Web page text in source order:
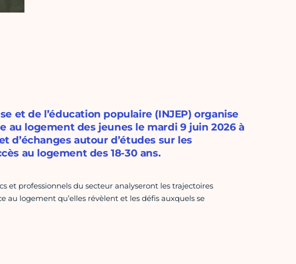
et de l’éducation populaire (INJEP) organise
au logement des jeunes le mardi 9 juin 2026 à
d’échanges autour d’études sur les
au logement des 18-30 ans.
et professionnels du secteur analyseront les trajectoires
au logement qu’elles révèlent et les défis auxquels se